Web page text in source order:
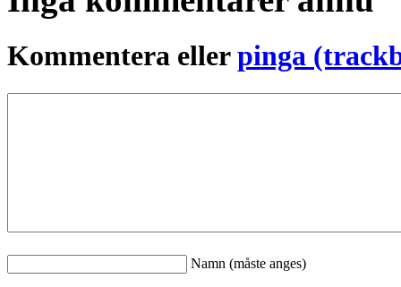
Kommentera ellerpinga
Namn (måste anges)